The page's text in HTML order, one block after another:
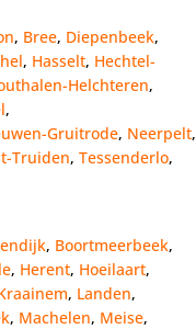
, Bree, Diepenbeek,
, Hasselt, Hechtel-
Helchteren,
,
Gruitrode, Neerpelt,
Truiden, Tessenderlo,
, Boortmeerbeek,
, Herent, Hoeilaart,
, Landen,
, Machelen, Meise,